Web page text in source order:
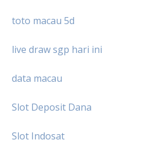
toto macau 5d
live draw sgp hari ini
data macau
Slot Deposit Dana
Slot Indosat